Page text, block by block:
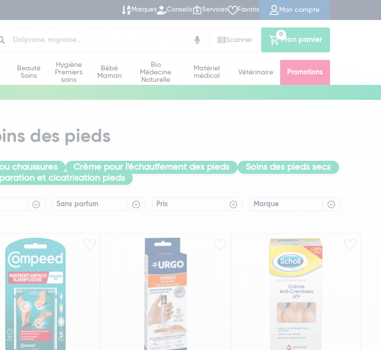
Marques Conseils Services Favoris Mon compte
Scanner
Mon panier
0
Beauté
Soins
Hygiène
Premiers
soins
Bébé
Maman
Bio
Médecine
Naturelle
Matériel
médical
Vétérinaire Promotions
des pieds
chaussures Crème pour l'échauffement des pieds
Soins des pieds secs
et cicatrisation pieds
Sans parfum Prix Marque